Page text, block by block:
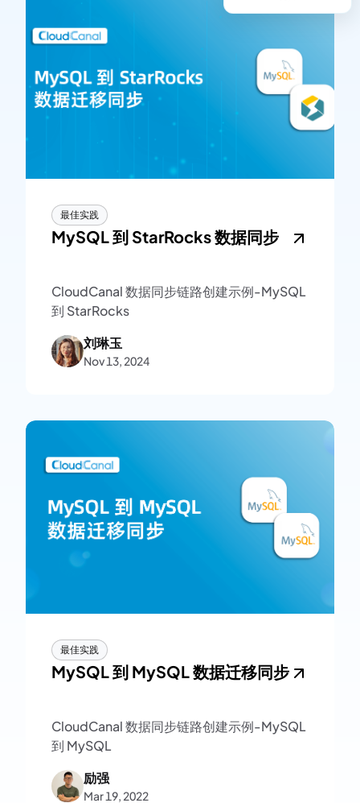
最佳实践
MySQL 到 StarRocks 数据同步
CloudCanal 数据同步链路创建示例-MySQL
到 StarRocks
刘琳玉
Nov 13, 2024
最佳实践
MySQL 到 MySQL 数据迁移同步
CloudCanal 数据同步链路创建示例-MySQL
到 MySQL
励强
Mar 19, 2022